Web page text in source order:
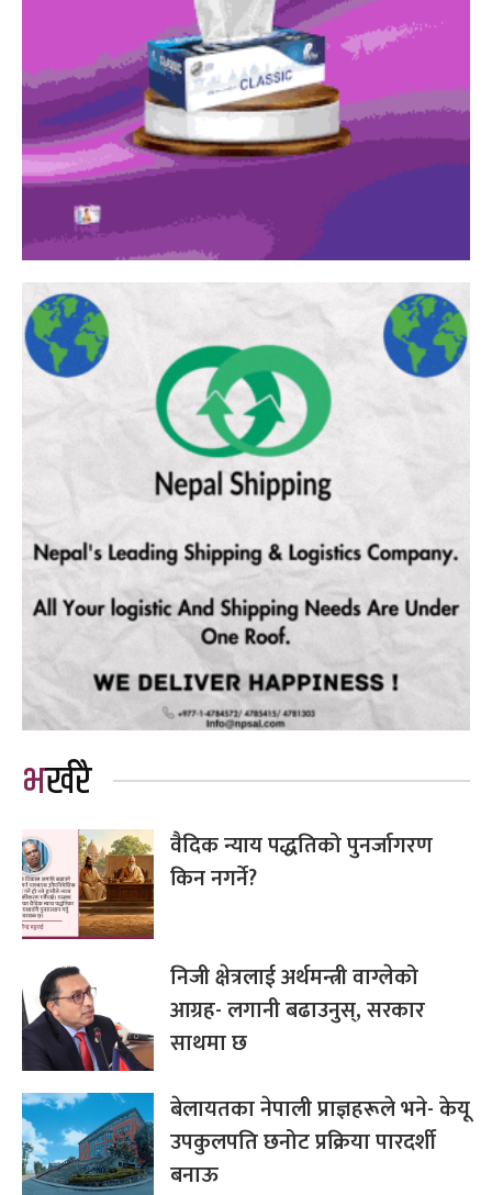
भर्खरै
वैदिक न्याय पद्धतिको पुनर्जागरण
किन नगर्ने?
निजी क्षेत्रलाई अर्थमन्त्री वाग्लेको
आग्रह- लगानी बढाउनुस्, सरकार
साथमा छ
बेलायतका नेपाली प्राज्ञहरूले भने- केयू
उपकुलपति छनोट प्रक्रिया पारदर्शी
बनाऊ